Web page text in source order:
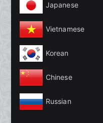
Japanese
Vietnamese
Korean
Chinese
Russian